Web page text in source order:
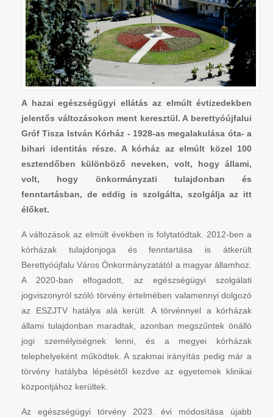
A hazai egészségügyi ellátás az elmúlt évtizedekben
jelentős változásokon ment keresztül. A berettyóújfalui
Gróf Tisza István Kórház - 1928-as megalakulása óta- a
bihari identitás része. A kórház az elmúlt közel 100
esztendőben különböző neveken, volt, hogy állami,
volt, hogy önkormányzati tulajdonban és
fenntartásban, de eddig is szolgálta, szolgálja az itt
élőket.
A változások az elmúlt években is folytatódtak. 2012-ben a
kórházak tulajdonjoga és fenntartása is átkerült
Berettyóújfalu Város Önkormányzatától a magyar államhoz.
A 2020-ban elfogadott, az egészségügyi szolgálati
jogviszonyról szóló törvény értelmében valamennyi dolgozó
az ESZJTV hatálya alá került. A törvénnyel a kórházak
állami tulajdonban maradtak, azonban megszűntek önálló
jogi személyiségnek lenni, és a megyei kórházak
telephelyeként működtek. A szakmai irányítás pedig már a
törvény hatályba lépésétől kezdve az egyetemek klinikai
központjához kerültek.
Az egészségügyi törvény 2023. évi módosítása újabb